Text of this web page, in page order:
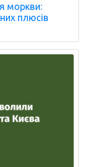
моркви:
плюсів